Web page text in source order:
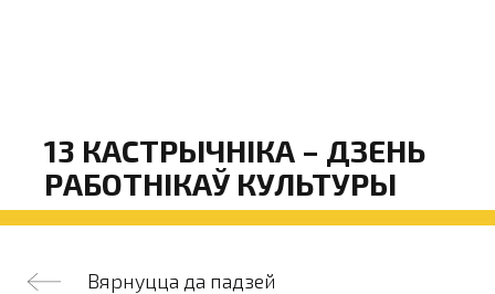
13 КАСТРЫЧНІКА – ДЗЕНЬ
РАБОТНІКАЎ КУЛЬТУРЫ
Вярнуцца да падзей